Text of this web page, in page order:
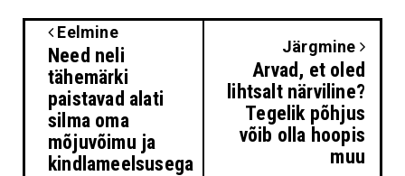
Eelmine
Need neli
tähemärki
paistavad alati
silma oma
mõjuvõimu ja
kindlameelsusega
Järgmine
Arvad, et oled
lihtsalt närviline?
Tegelik põhjus
võib olla hoopis
muu